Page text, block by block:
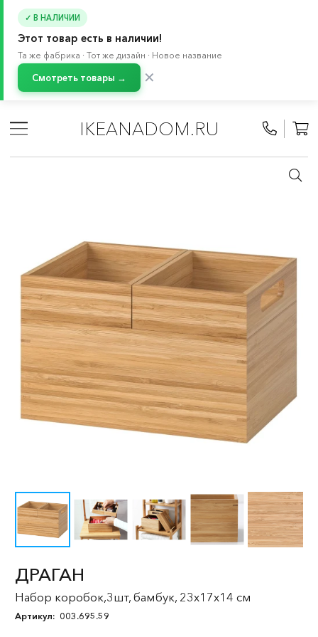
✓ В НАЛИЧИИ
Этот товар есть в наличии!
Та же фабрика · Тот же дизайн · Новое название
Смотреть товары → ✕
IKEANADOM.RU
Корзины и коробки для ванной
ДРАГАН
Набор коробок,3шт, бамбук, 23x17x14 см
Артикул: 003.695.59